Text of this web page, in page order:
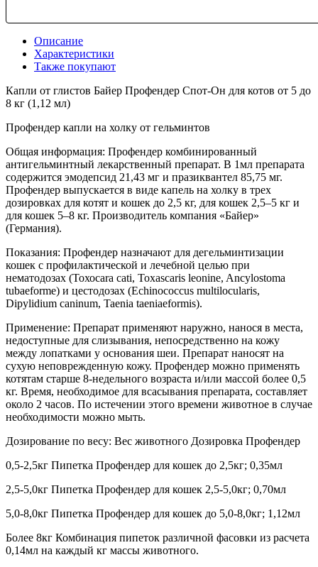
Описание
Характеристики
Также покупают
Капли от глистов Байер Профендер Спот-Он для котов от 5 до
8 кг (1,12 мл)
Профендер капли на холку от гельминтов
Общая информация: Профендер комбинированный
антигельминтный лекарственный препарат. В 1мл препарата
содержится эмодепсид 21,43 мг и празиквантел 85,75 мг.
Профендер выпускается в виде капель на холку в трех
дозировках для котят и кошек до 2,5 кг, для кошек 2,5–5 кг и
для кошек 5–8 кг. Производитель компания «Байер»
(Германия).
Показания: Профендер назначают для дегельминтизации
кошек с профилактической и лечебной целью при
нематодозах (Тохосаra саti, Toxascaris leonine, Ancylostoma
tubaeforme) и цестодозах (Echinococcus multilocularis,
Dipylidium caninum, Taenia taeniaeformis).
Применение: Препарат применяют наружно, нанося в места,
недоступные для слизывания, непосредственно на кожу
между лопатками у основания шеи. Препарат наносят на
сухую неповрежденную кожу. Профендер можно применять
котятам старше 8-недельного возраста и/или массой более 0,5
кг. Время, необходимое для всасывания препарата, составляет
около 2 часов. По истечении этого времени животное в случае
необходимости можно мыть.
Дозирование по весу: Вес животного Дозировка Профендер
0,5-2,5кг Пипетка Профендер для кошек до 2,5кг; 0,35мл
2,5-5,0кг Пипетка Профендер для кошек 2,5-5,0кг; 0,70мл
5,0-8,0кг Пипетка Профендер для кошек до 5,0-8,0кг; 1,12мл
Более 8кг Комбинация пипеток различной фасовки из расчета
0,14мл на каждый кг массы животного.